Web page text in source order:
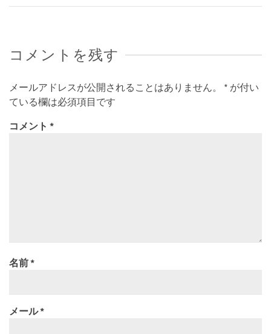
コメントを残す
メールアドレスが公開されることはありません。 * が付い
ている欄は必須項目です
コメント *
名前*
メール*